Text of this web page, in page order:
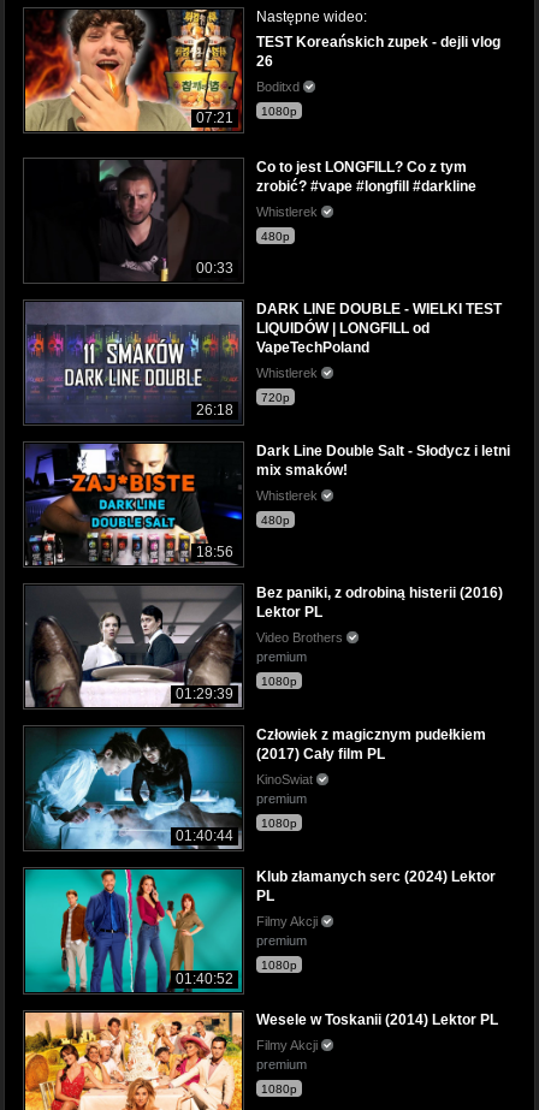
07:21
Następne wideo:
TEST Koreańskich zupek - dejli vlog
26
Boditxd
1080p
00:33
Co to jest LONGFILL? Co z tym
zrobić? #vape #longfill #darkline
Whistlerek
480p
26:18
DARK LINE DOUBLE - WIELKI TEST
LIQUIDÓW | LONGFILL od
VapeTechPoland
Whistlerek
720p
18:56
Dark Line Double Salt - Słodycz i letni
mix smaków!
Whistlerek
480p
01:29:39
Bez paniki, z odrobiną histerii (2016)
Lektor PL
Video Brothers
premium
1080p
01:40:44
Człowiek z magicznym pudełkiem
(2017) Cały film PL
KinoSwiat
premium
1080p
01:40:52
Klub złamanych serc (2024) Lektor
PL
Filmy Akcji
premium
1080p
Wesele w Toskanii (2014) Lektor PL
Filmy Akcji
premium
1080p